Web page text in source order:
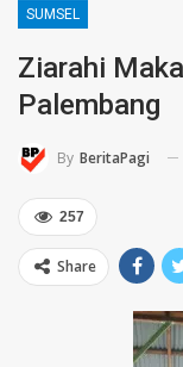
SUMSEL
Ziarahi
Palembang
By BeritaPagi
257
Share